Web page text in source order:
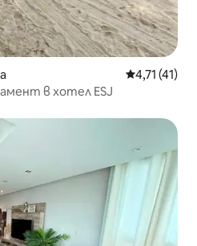
Средна
4,71 (41)
в хотел ESJ